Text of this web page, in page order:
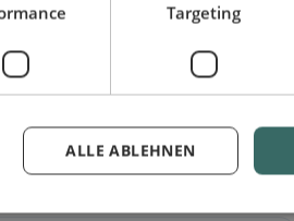
Targeting
ALLE ABLEHNEN